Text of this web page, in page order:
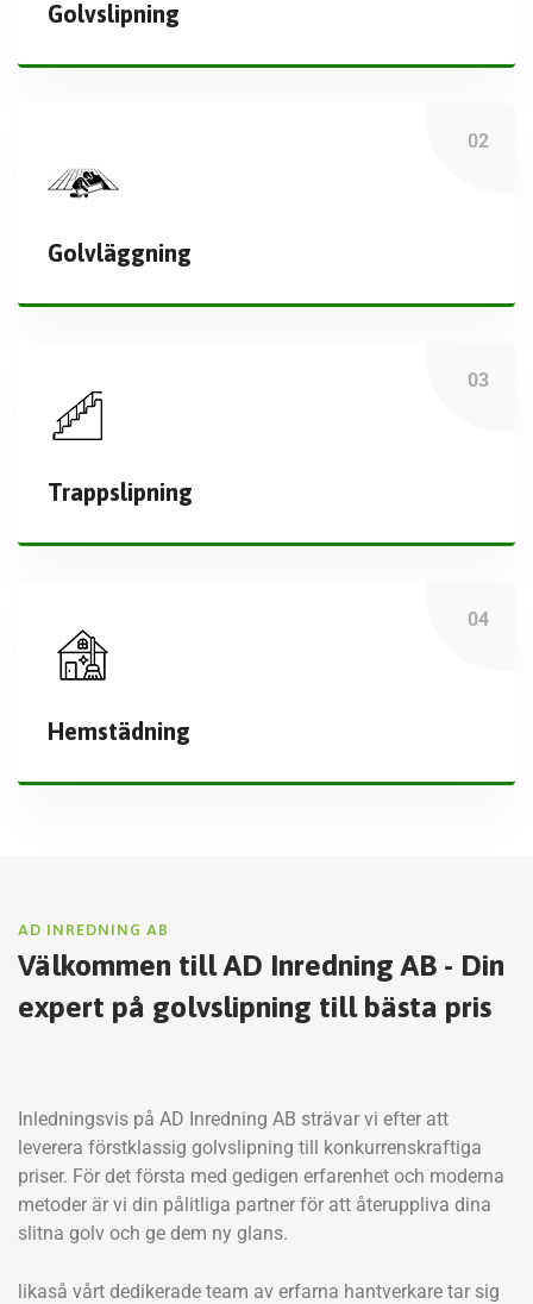
Golvslipning
Golvläggning
Trappslipning
Hemstädning
AD INREDNING AB
Välkommen till AD Inredning AB - Din
expert på golvslipning till bästa pris
Inledningsvis på AD Inredning AB strävar vi efter att
leverera förstklassig golvslipning till konkurrenskraftiga
priser. För det första med gedigen erfarenhet och moderna
metoder är vi din pålitliga partner för att återuppliva dina
slitna golv och ge dem ny glans.
likaså vårt dedikerade team av erfarna hantverkare tar sig